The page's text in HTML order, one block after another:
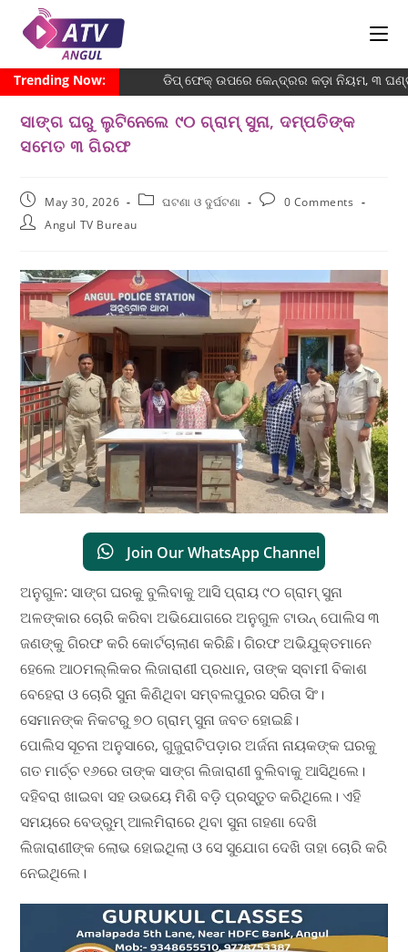
Trending Now: ଡିପ୍ ଫେକ୍ ଉପରେ କେନ୍ଦ୍ରର କଡ଼ା ନିୟମ, ୩
ସାଙ୍ଗ ଘରୁ ଲୁଟିନେଲେ ୯୦ ଗ୍ରାମ୍ ସୁନା, ଦମ୍ପତିଙ୍କ
ସମେତ ୩ ଗିରଫ
May 30, 2026 ଘଟଣା ଓ ଦୁର୍ଘଟଣା
0 Comments
Angul TV Bureau
Join Our WhatsApp Channel
ଅନୁଗୁଳ: ସାଙ୍ଗ ଘରକୁ ବୁଲିବାକୁ ଆସି ପ୍ରାୟ ୯୦ ଗ୍ରାମ୍ ସୁନା
ଅଳଙ୍କାର ଚୋରି କରିବା ଅଭିଯୋଗରେ ଅନୁଗୁଳ ଟାଉନ୍ ପୋଲିସ ୩
ଜଣଙ୍କୁ ଗିରଫ କରି କୋର୍ଟଚାଲାଣ କରିଛି। ଗିରଫ ଅଭିଯୁକ୍ତମାନେ
ହେଲେ ଆଠମଲ୍ଲିକର ଲିଜାରାଣୀ ପ୍ରଧାନ, ତାଙ୍କ ସ୍ବାମୀ ବିକାଶ
ବେହେରା ଓ ଚୋରି ସୁନା କିଣିଥିବା ସମ୍ବଲପୁରର ସରିତା ସିଂ।
ସେମାନଙ୍କ ନିକଟରୁ ୭୦ ଗ୍ରାମ୍ ସୁନା ଜବତ ହୋଇଛି।
ପୋଲିସ ସୂଚନା ଅନୁସାରେ, ଗୁଜୁରାଟିପଡ଼ାର ଅର୍ଜନା ନାୟକଙ୍କ ଘରକୁ
ଗତ ମାର୍ଚ୍ଚ ୧୬ରେ ତାଙ୍କ ସାଙ୍ଗ ଲିଜାରାଣୀ ବୁଲିବାକୁ ଆସିଥିଲେ।
ଦହିବରା ଖାଇବା ସହ ଉଭୟେ ମିଶି ବଡ଼ି ପ୍ରସ୍ତୁତ କରିଥିଲେ। ଏହି
ସମୟରେ ବେଡ୍‌ରୁମ୍ ଆଲମିରାରେ ଥିବା ସୁନା ଗହଣା ଦେଖି
ଲିଜାରାଣୀଙ୍କ ଲୋଭ ହୋଇଥିଲା ଓ ସେ ସୁଯୋଗ ଦେଖି ତାହା ଚୋରି କରି
ନେଇଥିଲେ।